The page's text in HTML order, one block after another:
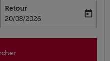
label
Retour
fc-booking-return-date-aria-label
20/08/2026
today